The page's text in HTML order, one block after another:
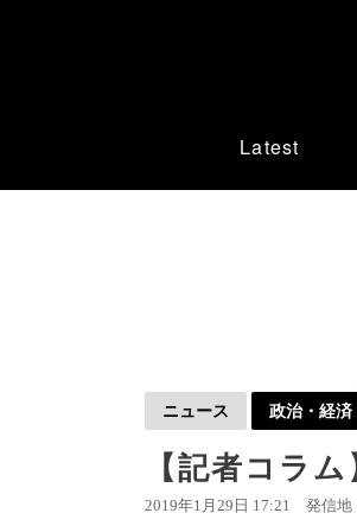
Latest
ニュース 政治・経済
【記者コラ
2019年1月29日 17:21 発信地